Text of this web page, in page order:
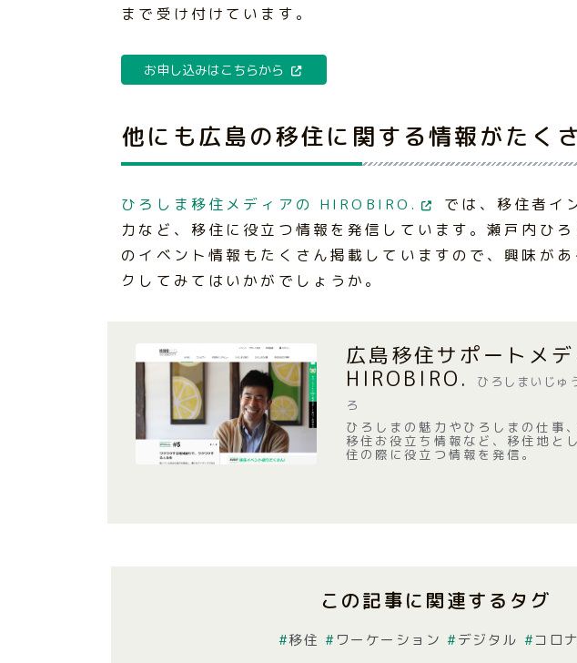
まで受け付けています。
お申し込みはこちらから
他にも広島の移住に関する情報がたく
ひろしま移住メディアの HIROBIRO.
では、移住者イ
力など、移住に役立つ情報を発信しています。瀬戸内ひ
のイベント情報もたくさん掲載していますので、興味が
クしてみてはいかがでしょうか。
広島移住サポートメデ
HIROBIRO.
ひろしまいじゅ
ろ
ひろしまの魅力やひろしまの仕事
移住お役立ち情報など、移住地と
住の際に役立つ情報を発信。
この記事に関連するタグ
移住 ワーケーション デジタル コロ